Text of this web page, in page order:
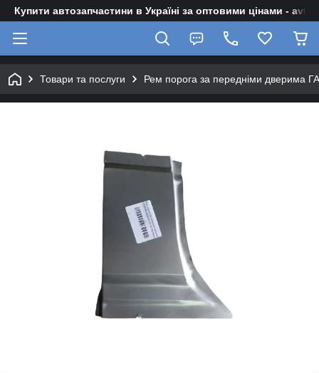
Купити автозапчастини в Україні за оптовими цінами -
Товари та послуги Рем порога за передніми дверима